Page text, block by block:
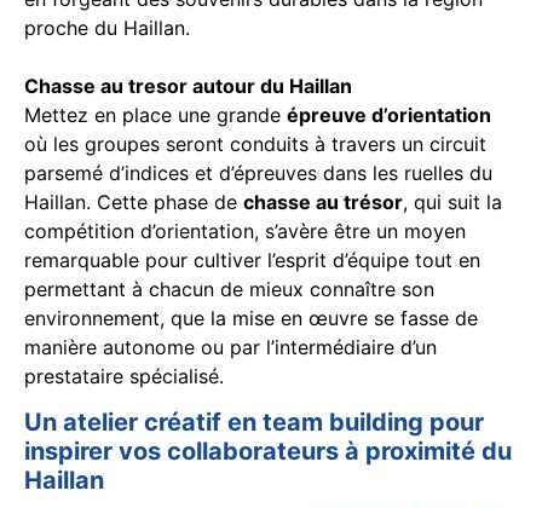
proche du Haillan.
Chasse au tresor autour du Haillan
Mettez en place une grande épreuve d’orientation
où les groupes seront conduits à travers un circuit
parsemé d’indices et d’épreuves dans les ruelles du
Haillan. Cette phase de chasse au trésor, qui suit la
compétition d’orientation, s’avère être un moyen
remarquable pour cultiver l’esprit d’équipe tout en
permettant à chacun de mieux connaître son
environnement, que la mise en œuvre se fasse de
manière autonome ou par l’intermédiaire d’un
prestataire spécialisé.
Un atelier créatif en team building pour
inspirer vos collaborateurs à proximité du
Haillan